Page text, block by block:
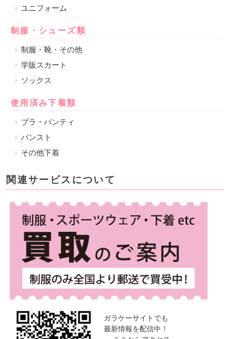
ユニフォーム
制服・シューズ類
制服・靴・その他
学販スカート
ソックス
使用済み下着類
ブラ・パンティ
パンスト
その他下着
関連サービスについて
ガラケーサイトでも
最新情報を配信中！